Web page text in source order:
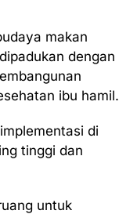
makan
dengan
ibu hamil.
di
tinggi dan
untuk